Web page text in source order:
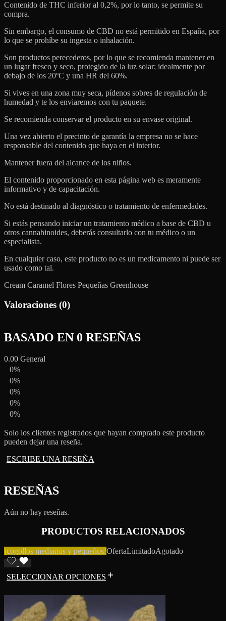
Contenido de THC inferior al 0,2%, por lo tanto, se permite su
compra.
Sin embargo, el consumo de CBD no está permitido en España, por
lo que se prohíbe su ingesta o inhalación.
Son productos perecederos, por lo que se recomienda mantener en
un lugar fresco y seco, protegido de la luz solar; idealmente por
debajo de los 20ºC y una HR del 60%.
Si vives en una zona muy seca, pídenos sobres de regulación de
humedad y te los enviaremos con tu paquete.
Se recomienda conservar el producto en su envase original.
Una vez abierto el precinto de garantía la empresa no se hace
responsable del contenido que haya en el interior.
Mantener fuera del alcance de los niños.
El contenido proporcionado en esta página web es meramente
informativo y de capacitación.
No está destinado al diagnóstico o tratamiento de enfermedades.
Si estás pensando iniciar un tratamiento médico a base de CBD u
otros cannabinoides, deberás consultarlo con tu médico o un
especialista.
En cualquier caso, este producto no es un medicamento ni puede ser
usado como tal.
Cream Caramel Flores Pequeñas Greenhouse
Valoraciones (0)
BASADO EN 0 RESEÑAS
0.00 General
0%
0%
0%
0%
0%
Solo los clientes registrados que hayan comprado este producto
pueden dejar una reseña.
ESCRIBE UNA RESEÑA
RESEÑAS
Aún no hay reseñas.
PRODUCTOS RELACIONADOS
¡cogollos medianos y pequeños!OfertaLimitadoAgotado
SELECCIONAR OPCIONES